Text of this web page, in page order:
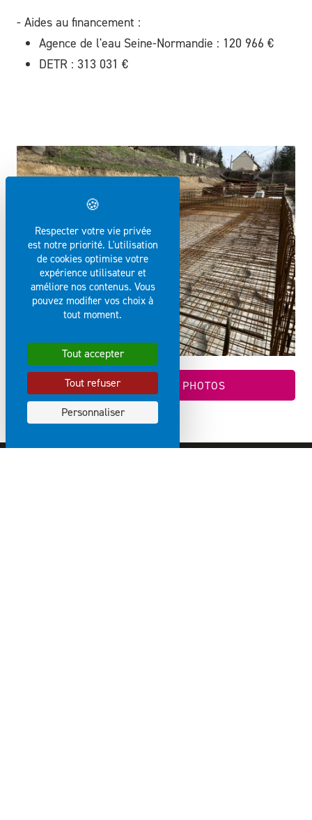
- Aides au financement :
Agence de l'eau Seine-Normandie : 120 966 €
DETR : 313 031 €
VOIR LA GALERIE PHOTOS
Respecter votre vie privée
est notre priorité. L'utilisation
de cookies optimise votre
expérience utilisateur et
améliore nos contenus. Vous
pouvez modifier vos choix à
tout moment.
Tout accepter
Tout refuser
Personnaliser